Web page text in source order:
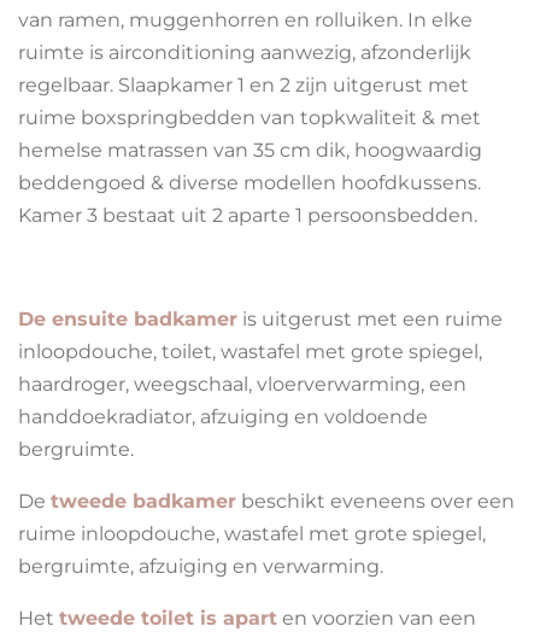
van ramen, muggenhorren en rolluiken. In elke
ruimte is airconditioning aanwezig, afzonderlijk
regelbaar. Slaapkamer 1 en 2 zijn uitgerust met
ruime boxspringbedden van topkwaliteit & met
hemelse matrassen van 35 cm dik, hoogwaardig
beddengoed & diverse modellen hoofdkussens.
Kamer 3 bestaat uit 2 aparte 1 persoonsbedden.
De ensuite badkamer is uitgerust met een ruime
inloopdouche, toilet, wastafel met grote spiegel,
haardroger, weegschaal, vloerverwarming, een
handdoekradiator, afzuiging en voldoende
bergruimte.
De tweede badkamer beschikt eveneens over een
ruime inloopdouche, wastafel met grote spiegel,
bergruimte, afzuiging en verwarming.
Het tweede toilet is apart en voorzien van een